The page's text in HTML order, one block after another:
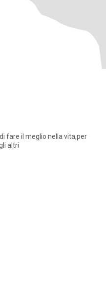
fare il meglio nella vita,per
altri